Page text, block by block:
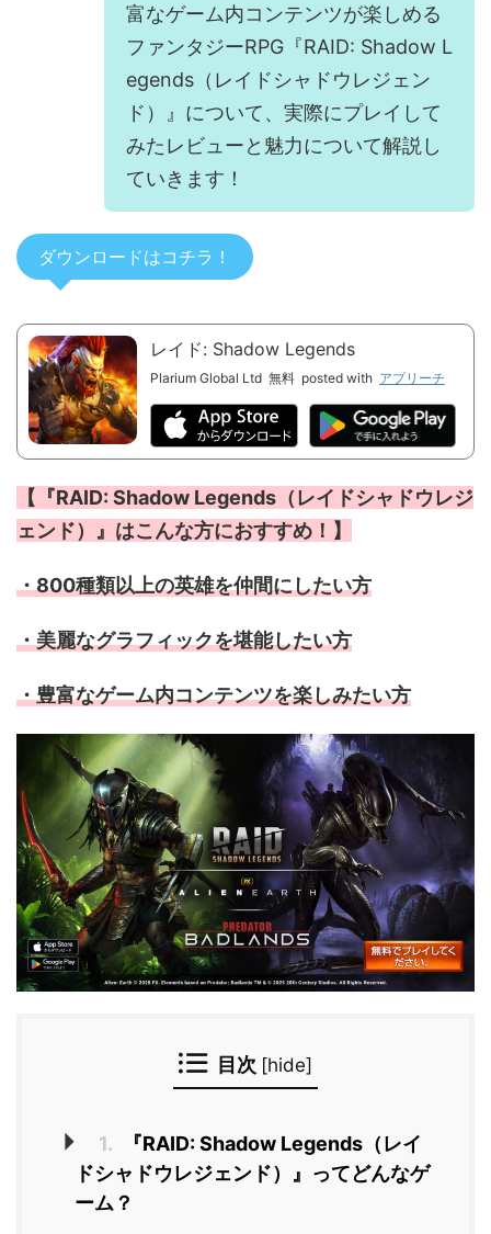
富なゲーム内コンテンツが楽しめる
ファンタジーRPG『RAID: Shadow L
egends（レイドシャドウレジェン
ド）』について、実際にプレイして
みたレビューと魅力について解説し
ていきます！
ダウンロードはコチラ！
レイド: Shadow Legends
Plarium Global Ltd 無料 posted with アプリーチ
【『RAID: Shadow Legends（レイドシャドウレジ
ェンド）』はこんな方におすすめ！】
・800種類以上の英雄を仲間にしたい方
・美麗なグラフィックを堪能したい方
・豊富なゲーム内コンテンツを楽しみたい方
目次 [hide]
1.
『RAID: Shadow Legends（レイ
ドシャドウレジェンド）』ってどんなゲ
ーム？